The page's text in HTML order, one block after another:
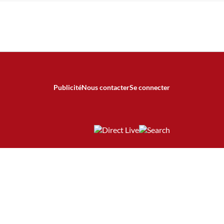
PublicitéNous contacterSe connecter